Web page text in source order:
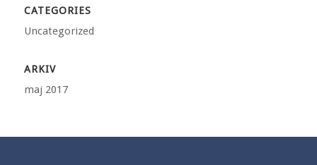
CATEGORIES
Uncategorized
ARKIV
maj 2017